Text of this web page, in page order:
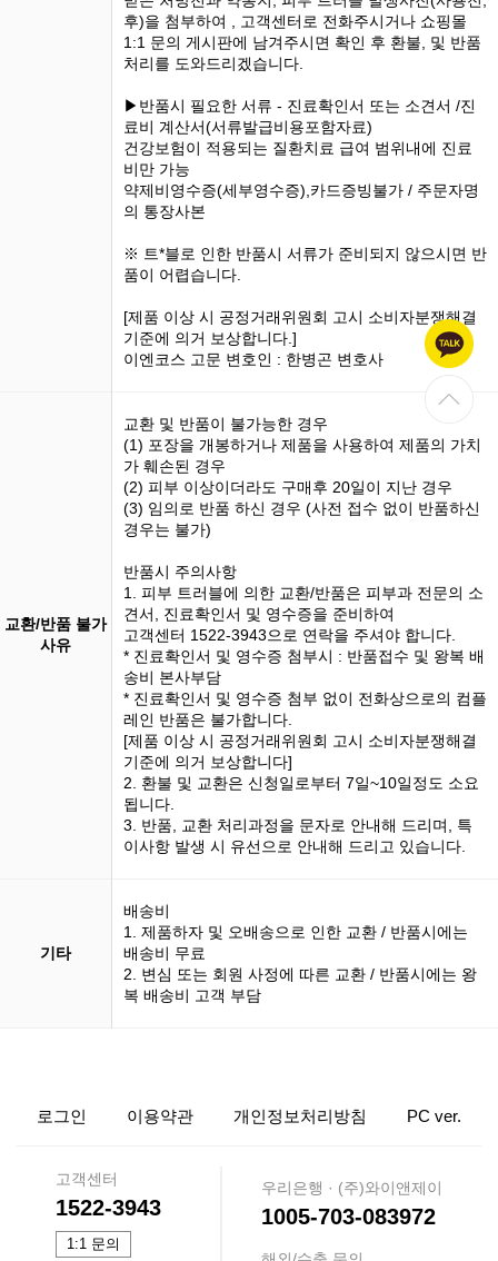
후)을 첨부하여 , 고객센터로 전화주시거나 쇼핑몰
1:1 문의 게시판에 남겨주시면 확인 후 환불, 및 반품
처리를 도와드리겠습니다.
▶반품시 필요한 서류 - 진료확인서 또는 소견서 /진
료비 계산서(서류발급비용포함자료)
건강보험이 적용되는 질환치료 급여 범위내에 진료
비만 가능
약제비영수증(세부영수증),카드증빙불가 / 주문자명
의 통장사본
※ 트*블로 인한 반품시 서류가 준비되지 않으시면 반
품이 어렵습니다.
[제품 이상 시 공정거래위원회 고시 소비자분쟁해결
기준에 의거 보상합니다.]
이엔코스 고문 변호인 : 한병곤 변호사
교환/반품 불가
사유
교환 및 반품이 불가능한 경우
(1) 포장을 개봉하거나 제품을 사용하여 제품의 가치
가 훼손된 경우
(2) 피부 이상이더라도 구매후 20일이 지난 경우
(3) 임의로 반품 하신 경우 (사전 접수 없이 반품하신
경우는 불가)
반품시 주의사항
1. 피부 트러블에 의한 교환/반품은 피부과 전문의 소
견서, 진료확인서 및 영수증을 준비하여
고객센터 1522-3943으로 연락을 주셔야 합니다.
* 진료확인서 및 영수증 첨부시 : 반품접수 및 왕복 배
송비 본사부담
* 진료확인서 및 영수증 첨부 없이 전화상으로의 컴플
레인 반품은 불가합니다.
[제품 이상 시 공정거래위원회 고시 소비자분쟁해결
기준에 의거 보상합니다]
2. 환불 및 교환은 신청일로부터 7일~10일정도 소요
됩니다.
3. 반품, 교환 처리과정을 문자로 안내해 드리며, 특
이사항 발생 시 유선으로 안내해 드리고 있습니다.
기타
배송비
1. 제품하자 및 오배송으로 인한 교환 / 반품시에는
배송비 무료
2. 변심 또는 회원 사정에 따른 교환 / 반품시에는 왕
복 배송비 고객 부담
로그인 이용약관 개인정보처리방침 PC ver.
고객센터
1522-3943
1:1 문의
우리은행 · (주)와이앤제이
1005-703-083972